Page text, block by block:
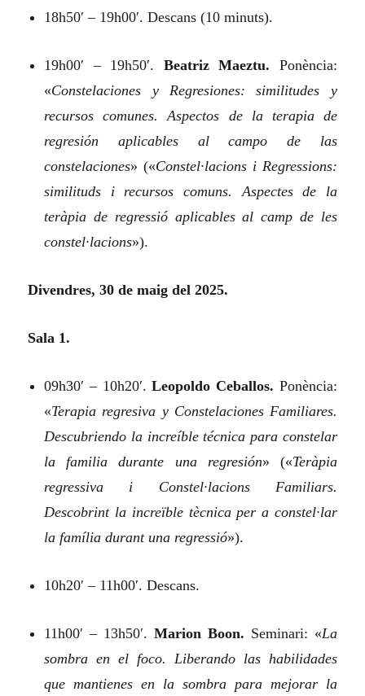
18h50′ – 19h00′. Descans (10 minuts).
19h00′ – 19h50′. Beatriz Maeztu. Ponència:
«Constelaciones y Regresiones: similitudes y
recursos comunes. Aspectos de la terapia de
regresión aplicables al campo de las
constelaciones» («Constel·lacions i Regressions:
similituds i recursos comuns. Aspectes de la
teràpia de regressió aplicables al camp de les
constel·lacions»).
Divendres, 30 de maig del 2025.
Sala 1.
09h30′ – 10h20′.Leopoldo Ceballos. Ponència:
«Terapia regresiva y Constelaciones Familiares.
Descubriendo la increíble técnica para constelar
la familia durante una regresión» («Teràpia
regressiva i Constel·lacions Familiars.
Descobrint la increïble tècnica per a constel·lar
la família durant una regressió»).
10h20′ – 11h00′. Descans.
11h00′ – 13h50′. Marion Boon. Seminari: «La
sombra en el foco. Liberando las habilidades
que mantienes en la sombra para mejorar la